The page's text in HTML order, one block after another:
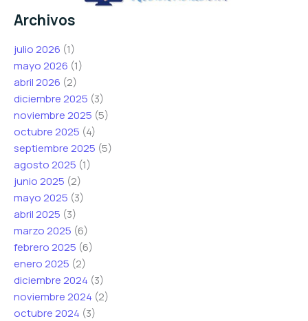
Archivos
julio 2026 (1)
mayo 2026 (1)
abril 2026 (2)
diciembre 2025 (3)
noviembre 2025 (5)
octubre 2025 (4)
septiembre 2025 (5)
agosto 2025 (1)
junio 2025 (2)
mayo 2025 (3)
abril 2025 (3)
marzo 2025 (6)
febrero 2025 (6)
enero 2025 (2)
diciembre 2024 (3)
noviembre 2024 (2)
octubre 2024 (3)